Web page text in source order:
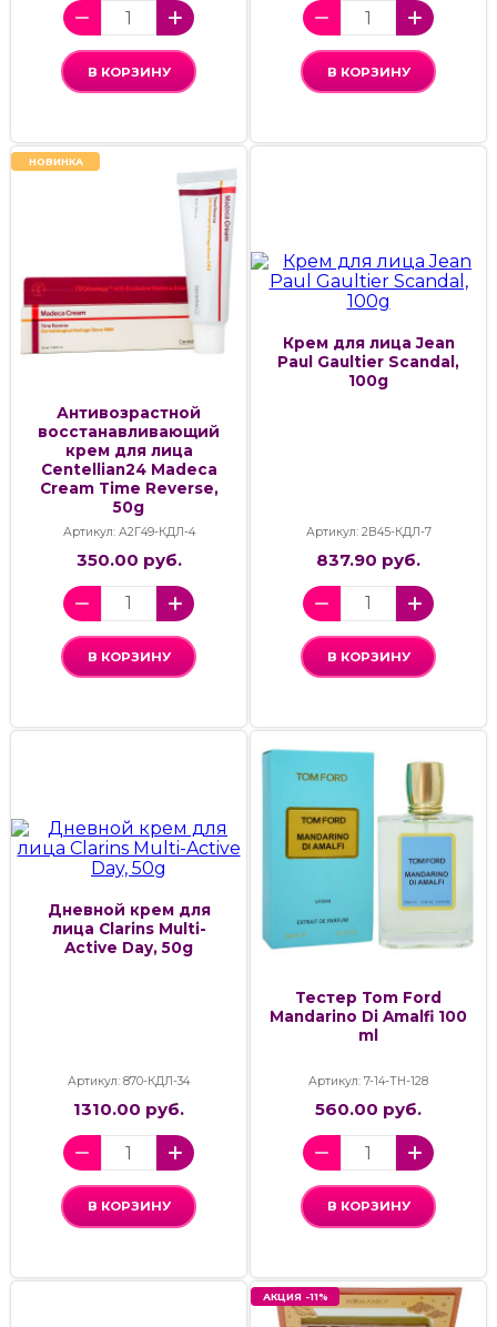
В КОРЗИНУ В КОРЗИНУ
НОВИНКА
Антивозрастной
восстанавливающий
крем для лица
Centellian24 Madeca
Cream Time Reverse,
50g
Артикул: А2Г49-КДЛ-4
350.00 руб.
В КОРЗИНУ
Крем для лица Jean
Paul Gaultier Scandal,
100g
Артикул: 2В45-КДЛ-7
837.90 руб.
В КОРЗИНУ
Дневной крем для
лица Clarins Multi-
Active Day, 50g
Артикул: 870-КДЛ-34
1310.00 руб.
В КОРЗИНУ
Тестер Tom Ford
Mandarino Di Amalfi 100
ml
Артикул: 7-14-ТН-128
560.00 руб.
В КОРЗИНУ
АКЦИЯ -11%